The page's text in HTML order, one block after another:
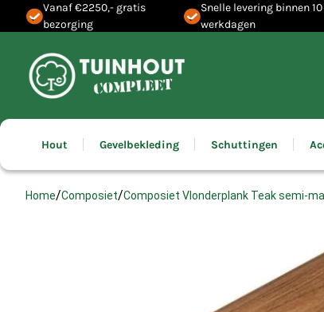
Vanaf €2250,- gratis
bezorging
Snelle levering binnen 10
werkdagen
Hout Gevelbekleding Schuttingen
Home/Composiet/Composiet Vlonderplank Teak semi-